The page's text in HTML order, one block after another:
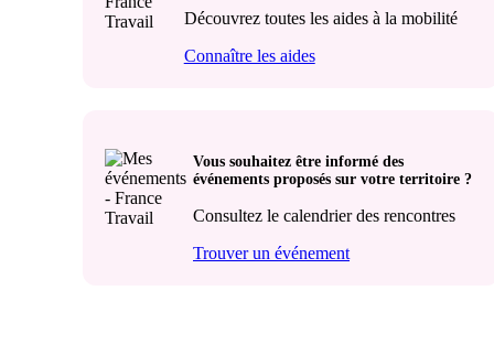
Découvrez toutes les aides à la mobilité
Connaître les aides
Vous souhaitez être informé des
événements proposés sur votre territoire ?
Consultez le calendrier des rencontres
Trouver un événement